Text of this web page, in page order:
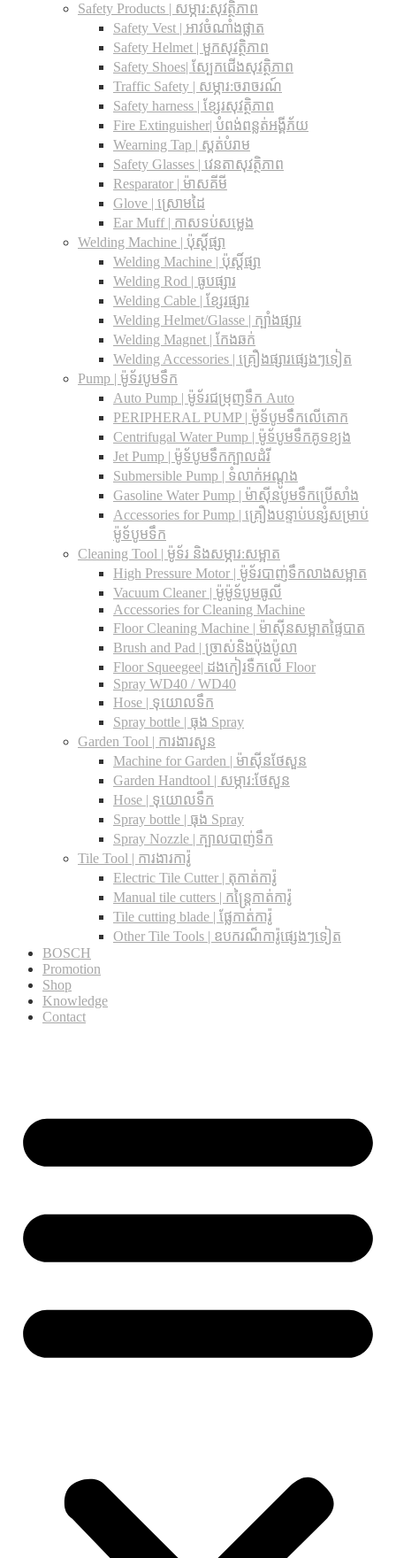
Safety Products | សម្ភារ:សុវត្ថិភាព
Safety Vest | អាវចំណាំងផ្លាត
Safety Helmet | មួកសុវត្ថិភាព
Safety Shoes| ស្បែកជើងសុវត្ថិភាព
Traffic Safety​ | សម្ភារ:ចរាចរណ៍
Safety harness | ខ្សែរសុវត្ថិភាព
Fire Extinguisher| បំពង់ពន្លត់អង្គីភ័យ
Wearning Tap | ស្គត់បំរាម
Safety Glasses | វេនតាសុវត្ថិភាព
Resparator | ម៉ាសគីមី
Glove | ស្រោមដៃ
Ear Muff | កាសទប់សម្លេង
Welding Machine | ប៉ុស្តិ៍ផ្សា
Welding Machine | ប៉ុស្តិ៍ផ្សា
Welding Rod | ធូបផ្សារ
Welding Cable | ខ្សែរផ្សារ
Welding Helmet/Glasse | ក្បាំងផ្សារ
Welding Magnet | កែងឆក់
Welding Accessories | គ្រឿងផ្សារផ្សេងៗទៀត
Pump | ម៉ូទ័របូមទឹក
Auto Pump | ម៉ូទ័រជម្រុញទឹក Auto
PERIPHERAL PUMP | ម៉ូទ័បូមទឹកលើគោក
Centrifugal Water Pump | ម៉ូទ័បូមទឹកគូទខ្យង
Jet Pump | ម៉ូទ័បូមទឹកក្បាលដំរី
Submersible Pump | ទំលាក់អណ្តូង
Gasoline Water Pump | ម៉ាស៊ីនបូមទឹកប្រើសាំង
Accessories for Pump | គ្រឿងបន្ទាប់បន្សំសម្រាប់
ម៉ូទ័បូមទឹក
Cleaning Tool | ម៉ូទ័រ និងសម្ភារ:សម្អាត
High Pressure Motor | ម៉ូទ័របាញ់ទឹកលាងសម្អាត
Vacuum Cleaner | ម៉ូម៉ូទ័បូមធូលី
Accessories for Cleaning Machine
Floor Cleaning Machine | ម៉ាស៊ីនសម្អាតផ្ទៃបាត
Brush and Pad | ច្រាស់និងប៉ុងប៉ូលា
Floor Squeegee| ដងកៀរទឺកលើ Floor
Spray WD40 / WD40
Hose | ទុយោលទឹក
Spray bottle | ធុង Spray
Garden Tool | ការងារសួន
Machine for Garden | ម៉ាស៊ីនថែសួន
Garden Handtool | សម្ភារ:ថែសួន
Hose | ទុយោលទឹក
Spray bottle | ធុង Spray
Spray Nozzle | ក្បាលបាញ់ទឹក
Tile Tool | ការងារការ៉ូ
Electric Tile Cutter | តុកាត់ការ៉ូ
Manual tile cutters | កន្ត្រៃកាត់ការ៉ូ
Tile cutting blade | ផ្លែកាត់ការ៉ូ
Other Tile Tools | ឧបករណ៏ការ៉ូផ្សេងៗទៀត
BOSCH
Promotion
Shop
Knowledge
Contact